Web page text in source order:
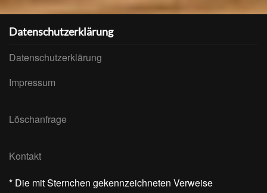
Datenschutzerklärung
Datenschutzerklärung
Impressum
Löschanfrage
Kontakt
* Die mit Sternchen gekennzeichneten Verweise